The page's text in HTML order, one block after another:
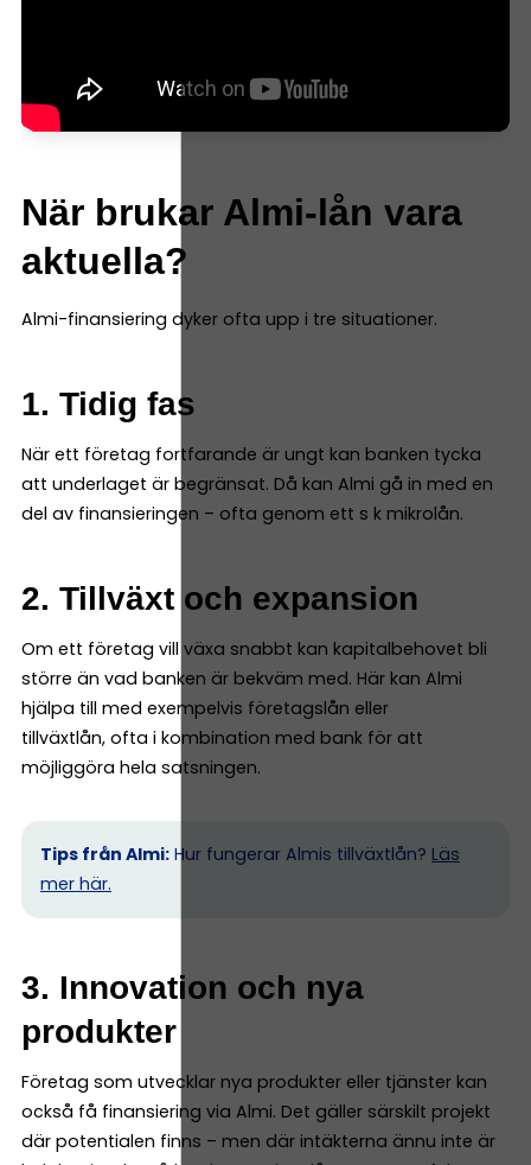
När brukar Almi-lån vara
aktuella?
Almi-finansiering dyker ofta upp i tre situationer.
1. Tidig fas
När ett företag fortfarande är ungt kan banken tycka
att underlaget är begränsat. Då kan Almi gå in med en
del av finansieringen – ofta genom ett s k mikrolån.
2. Tillväxt och expansion
Om ett företag vill växa snabbt kan kapitalbehovet bli
större än vad banken är bekväm med. Här kan Almi
hjälpa till med exempelvis företagslån eller
tillväxtlån, ofta i kombination med bank för att
möjliggöra hela satsningen.
Tips från Almi: Hur fungerar Almis tillväxtlån? Läs
mer här.
3. Innovation och nya
produkter
Företag som utvecklar nya produkter eller tjänster kan
också få finansiering via Almi. Det gäller särskilt projekt
där potentialen finns – men där intäkterna ännu inte är